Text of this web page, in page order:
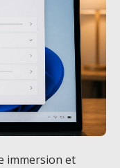
immersion et